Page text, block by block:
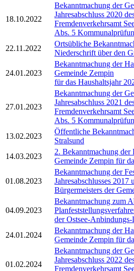
18.10.2022
Bekanntmachung der
Jahresabschluss 2020
Fremdenverkehrsamt
Abs. 5
22.11.2022
Ortsübliche
Niederschrift über den
24.01.2023
Bekanntmachung der
Gemeinde Zempin
für das Haushaltsjahr
27.01.2023
Bekanntmachung der
Jahresabschluss 2021
Fremdenverkehrsamt
Abs. 5
13.02.2023
Öffentliche
Stralsund
14.03.2023
2. Bekanntmachung der
Gemeinde Zempin für
01.08.2023
Bekanntmachung der
Jahresabschlusses 2017
Bürgermeisters der
04.09.2023
Bekanntmachung zum
der Ostsee-
24.01.2024
Bekanntmachung der
Gemeinde Zempin für
01.02.2024
Bekanntmachung der
Jahresabschluss 2022
Fremdenverkehrsamt